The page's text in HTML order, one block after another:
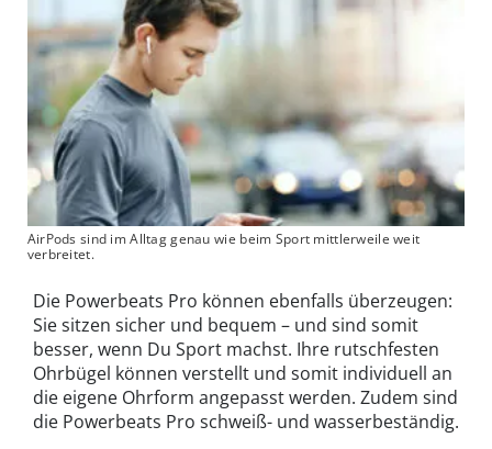
AirPods sind im Alltag genau wie beim Sport mittlerweile weit
verbreitet.
Die Powerbeats Pro können ebenfalls überzeugen:
Sie sitzen sicher und bequem – und sind somit
besser, wenn Du Sport machst. Ihre rutschfesten
Ohrbügel können verstellt und somit individuell an
die eigene Ohrform angepasst werden. Zudem sind
die Powerbeats Pro schweiß- und wasserbeständig.